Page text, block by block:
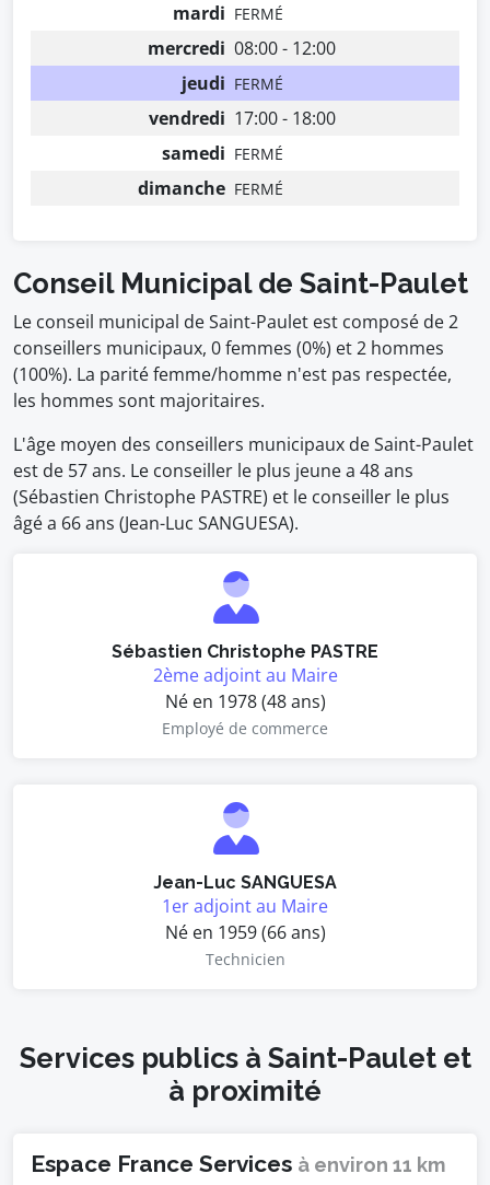
mardi FERMÉ
mercredi 08:00 - 12:00
jeudi FERMÉ
vendredi 17:00 - 18:00
samedi FERMÉ
dimanche FERMÉ
Conseil Municipal de Saint-Paulet
Le conseil municipal de Saint-Paulet est composé de 2
conseillers municipaux, 0 femmes (0%) et 2 hommes
(100%). La parité femme/homme n'est pas respectée,
les hommes sont majoritaires.
L'âge moyen des conseillers municipaux de Saint-Paulet
est de 57 ans. Le conseiller le plus jeune a 48 ans
(Sébastien Christophe PASTRE) et le conseiller le plus
âgé a 66 ans (Jean-Luc SANGUESA).
Sébastien Christophe PASTRE
2ème adjoint au Maire
Né en 1978 (48 ans)
Employé de commerce
Jean-Luc SANGUESA
1er adjoint au Maire
Né en 1959 (66 ans)
Technicien
Services publics à Saint-Paulet et
à proximité
Espace France Services à environ 11 km